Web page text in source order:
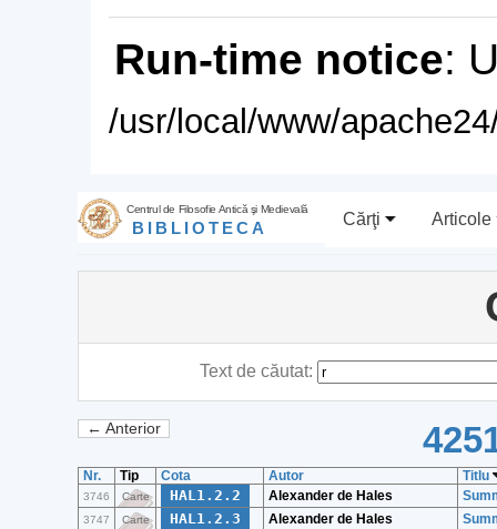
Run-time notice:
/usr/local/www/
Centrul de Filosofie Antică şi Medievală
BIBLIOTECA Cărţi Articole
Text de căutat:
← Anterior
Nr. Tip Cota Autor Titlu
3746 Carte HAL1.2.2 Alexander de Hales
3747 Carte HAL1.2.3 Alexander de Hales